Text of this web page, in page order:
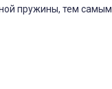
пружины, тем самым